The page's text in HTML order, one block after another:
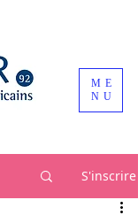
ME
NU
S'inscrire